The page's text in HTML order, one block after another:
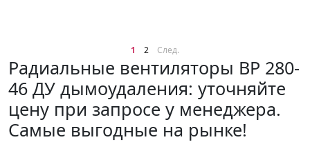
1 2 След.
Радиальные вентиляторы ВР 280-
46 ДУ дымоудаления: уточняйте
цену при запросе у менеджера.
Самые выгодные на рынке!